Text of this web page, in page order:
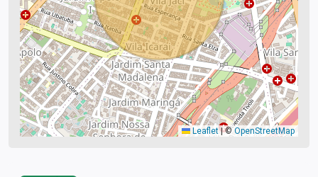
Leaflet |©OpenStreetMap